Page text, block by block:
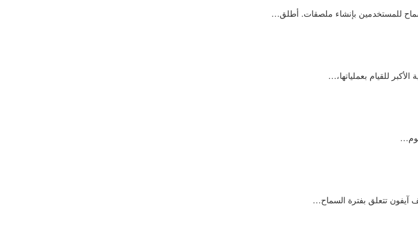
للقيام بعملياتها،…
آيفون تتعلق بفترة السماح…